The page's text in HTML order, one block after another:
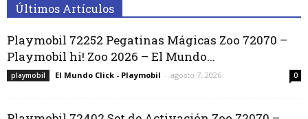
Últimos Artículos
Playmobil 72252 Pegatinas Mágicas Zoo 72070 –
Playmobil hi! Zoo 2026 – El Mundo...
playmobil El Mundo Click - Playmobil - agosto 7, 2026 0